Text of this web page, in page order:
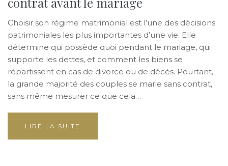
Choisir son régime matrimonial est l’une des décisions
patrimoniales les plus importantes d’une vie. Elle
détermine qui possède quoi pendant le mariage, qui
supporte les dettes, et comment les biens se
répartissent en cas de divorce ou de décès. Pourtant,
la grande majorité des couples se marie sans contrat,
sans même mesurer ce que cela…
LIRE LA SUITE